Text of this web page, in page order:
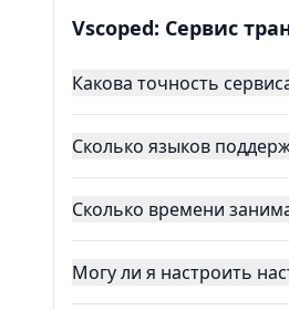
Vscoped: Сервис
Какова точность
Сколько языков
Сколько времени
Могу ли я настроить